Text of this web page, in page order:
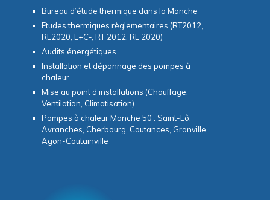
Bureau d’étude thermique dans la Manche
Etudes thermiques règlementaires (RT2012,
RE2020, E+C-, RT 2012, RE 2020)
Audits énergétiques
Installation et dépannage des pompes à
chaleur
Mise au point d’installations (Chauffage,
Ventilation, Climatisation)
Pompes à chaleur Manche 50 : Saint-Lô,
Avranches, Cherbourg, Coutances, Granville,
Agon-Coutainville